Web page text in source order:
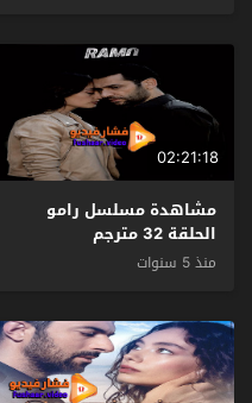
02:21:18
مشاهدة مسلسل رامو
الحلقة 32 مترجم
منذ 5 سنوات